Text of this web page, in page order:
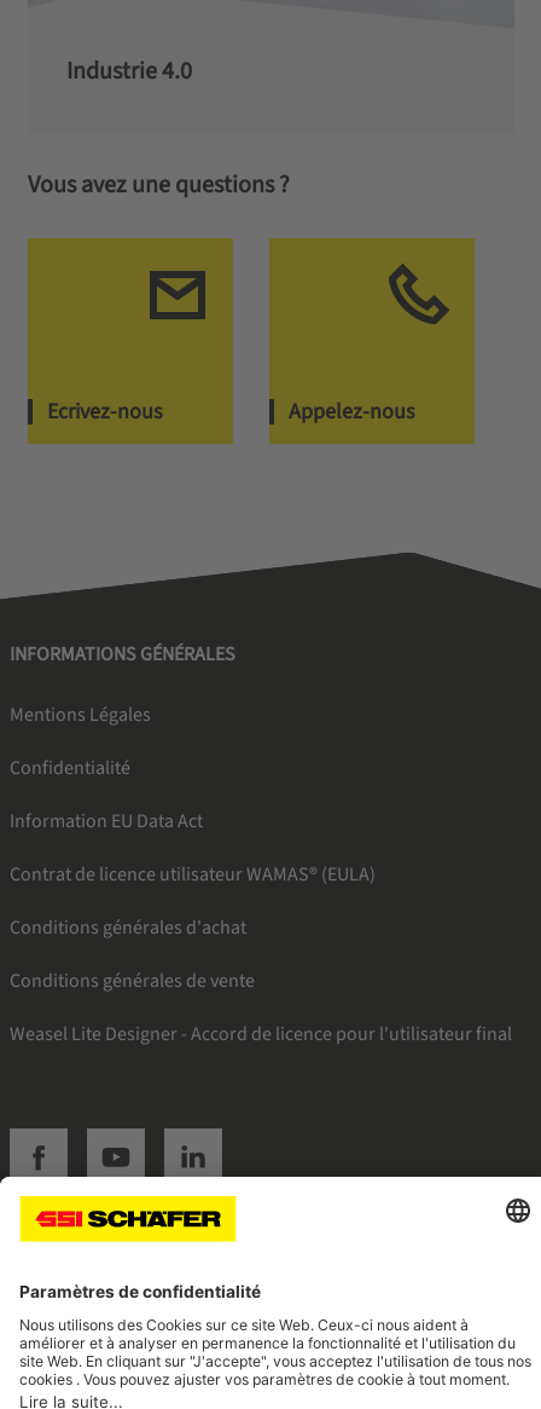
Industrie 4.0
Vous avez une questions ?
Ecrivez-nous Appelez-nous
INFORMATIONS GÉNÉRALES
Mentions Légales
Confidentialité
Information EU Data Act
Contrat de licence utilisateur WAMAS® (EULA)
Conditions générales d'achat
Conditions générales de vente
Weasel Lite Designer - Accord de licence pour l'utilisateur final
SSI facebookSSI youtubeSSI linkedin
Navigate to home page